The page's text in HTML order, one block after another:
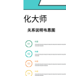
化大师